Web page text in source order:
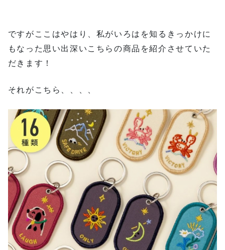
ですがここはやはり、私がいろはを知るきっかけに
もなった思い出深いこちらの商品を紹介させていた
だきます！
それがこちら、、、、